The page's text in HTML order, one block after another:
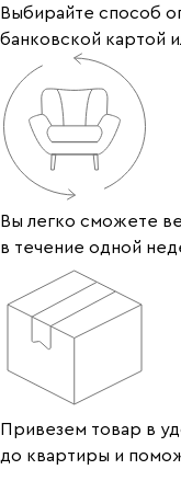
Выбирайте способ
банковской картой
Вы легко сможете
в течение одной
Привезем товар в
до квартиры и